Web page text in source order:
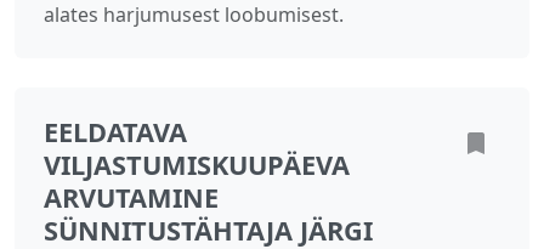
alates harjumusest loobumisest.
EELDATAVA
VILJASTUMISKUUPÄEVA
ARVUTAMINE
SÜNNITUSTÄHTAJA JÄRGI